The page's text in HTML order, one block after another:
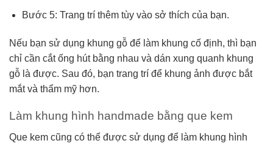
Bước 5: Trang trí thêm tùy vào sở thích của bạn.
Nếu bạn sử dụng khung gỗ để làm khung cố định, thì bạn
chỉ cần cắt ống hút bằng nhau và dán xung quanh khung
gỗ là được. Sau đó, bạn trang trí để khung ảnh được bắt
mắt và thẩm mỹ hơn.
Làm khung hình handmade bằng que kem
Que kem cũng có thể được sử dụng để làm khung hình